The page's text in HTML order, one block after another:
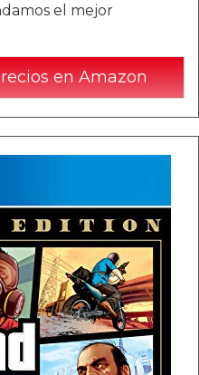
el mejor
en Amazon